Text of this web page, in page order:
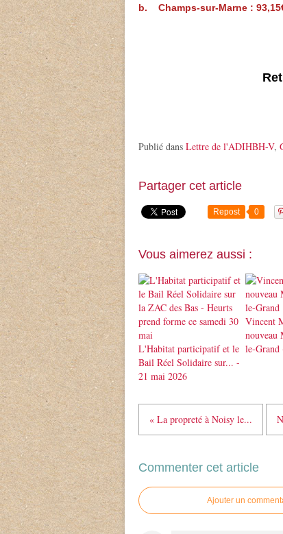
b. Champs-sur-Marne :
Publié dans Lettre de l'ADIHBH-V,
Partager cet article
Repost 0
Vous aimerez aussi :
L'Habitat participatif et le
Bail Réel Solidaire sur... -
21 mai 2026
Vincent
nouveau
le-Grand
« La propreté à Noisy le...
Commenter cet article
Ajouter un